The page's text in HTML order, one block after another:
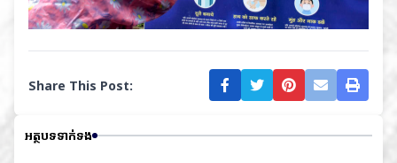
Share This Post:
អត្ថបទទាក់ទង